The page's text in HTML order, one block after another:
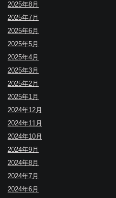
2025年8月
2025年7月
2025年6月
2025年5月
2025年4月
2025年3月
2025年2月
2025年1月
2024年12月
2024年11月
2024年10月
2024年9月
2024年8月
2024年7月
2024年6月